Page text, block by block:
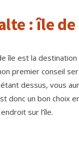
: île
île est la
premier conseil
étant dessus, vous
donc un bon choix
sur l’île.